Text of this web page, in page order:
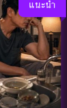
แนะนำ